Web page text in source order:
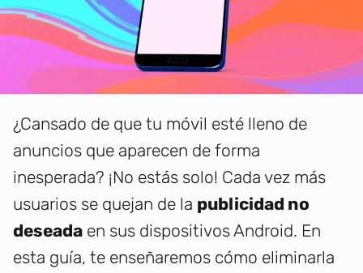
¿Cansado de que tu móvil esté lleno de
anuncios que aparecen de forma
inesperada? ¡No estás solo! Cada vez más
usuarios se quejan de la publicidad no
deseada en sus dispositivos Android. En
esta guía, te enseñaremos cómo eliminarla